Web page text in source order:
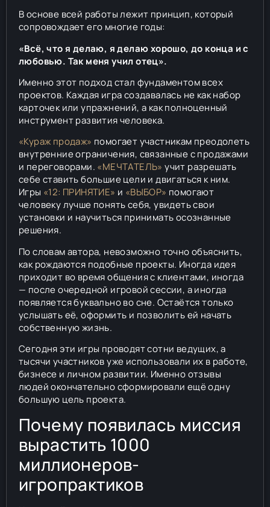
В основе всей работы лежит принцип, который
сопровождает его многие годы:
«Всё, что я делаю, я делаю хорошо, до конца и с
любовью. Так меня учил отец».
Именно этот подход стал фундаментом всех
проектов. Каждая игра создавалась не как набор
карточек или упражнений, а как полноценный
инструмент развития человека.
«Кураж продаж» помогает участникам преодолеть
внутренние ограничения, связанные с продажами
и переговорами. «МЕЧТАТЕЛЬ» учит разрешать
себе ставить большие цели и двигаться к ним.
Игры «12: ПРИНЯТИЕ» и «ВЫБОР» помогают
человеку лучше понять себя, увидеть свои
установки и научиться принимать осознанные
решения.
По словам автора, невозможно точно объяснить,
как рождаются подобные проекты. Иногда идея
приходит во время общения с клиентами, иногда
— после очередной игровой сессии, а иногда
появляется буквально во сне. Остаётся только
услышать её, оформить и позволить ей начать
собственную жизнь.
Сегодня эти игры проводят сотни ведущих, а
тысячи участников уже использовали их в работе,
бизнесе и личном развитии. Именно отзывы
людей окончательно сформировали ещё одну
большую цель проекта.
Почему появилась миссия
вырастить 1000
миллионеров-
игропрактиков